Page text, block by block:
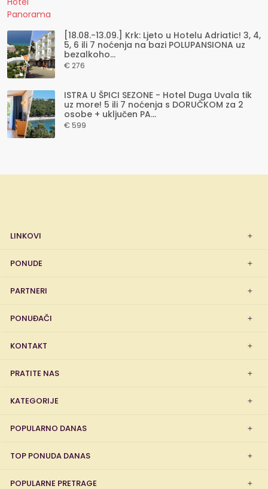
[18.08.-13.09.] Krk: Ljeto u Hotelu Adriatic! 3, 4,
5, 6 ili 7 noćenja na bazi POLUPANSIONA uz
bezalkoho...
€ 276
ISTRA U ŠPICI SEZONE - Hotel Duga Uvala tik
uz more! 5 ili 7 noćenja s DORUČKOM za 2
osobe + uključen PA...
€ 599
LINKOVI
PONUDE
PARTNERI
PONUĐAČI
KONTAKT
PRATITE NAS
KATEGORIJE
POPULARNO DANAS
TOP PONUDA DANAS
POPULARNE PRETRAGE